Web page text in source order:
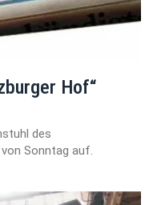
Hof“
des
Sonntag auf.